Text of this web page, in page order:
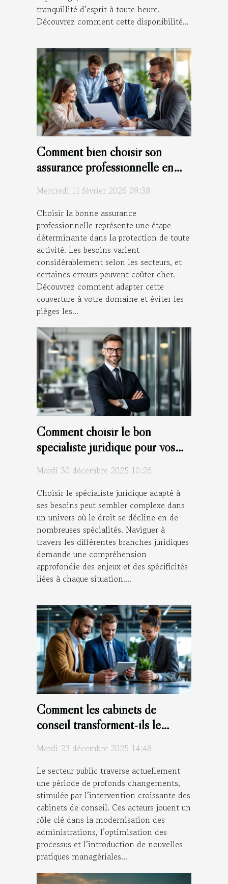
tranquillité d’esprit à toute heure.
Découvrez comment cette disponibilité...
Comment bien choisir son
assurance professionnelle en
d'activité ?
Mercredi 11 février 2026 09:38
Choisir la bonne assurance
professionnelle représente une étape
déterminante dans la protection de toute
activité. Les besoins varient
considérablement selon les secteurs, et
certaines erreurs peuvent coûter cher.
Découvrez comment adapter cette
couverture à votre domaine et éviter les
pièges les...
Comment choisir le bon
spécialiste juridique pour vos
Mardi 30 décembre 2025 10:26
Choisir le spécialiste juridique adapté à
ses besoins peut sembler complexe dans
un univers où le droit se décline en de
nombreuses spécialités. Naviguer à
travers les différentes branches juridiques
demande une compréhension
approfondie des enjeux et des spécificités
liées à chaque situation....
Comment les cabinets de
conseil transforment-ils le
Mardi 23 décembre 2025 14:48
Le secteur public traverse actuellement
une période de profonds changements,
stimulée par l’intervention croissante des
cabinets de conseil. Ces acteurs jouent un
rôle clé dans la modernisation des
administrations, l’optimisation des
processus et l’introduction de nouvelles
pratiques managériales...